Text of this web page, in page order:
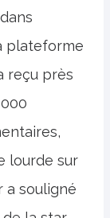
plateforme
reçu près
lourde sur
a souligné